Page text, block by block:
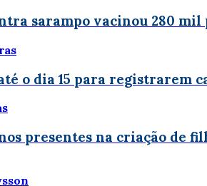
sarampo vacinou 280 mil
o dia 15 para registrarem
presentes na criação de